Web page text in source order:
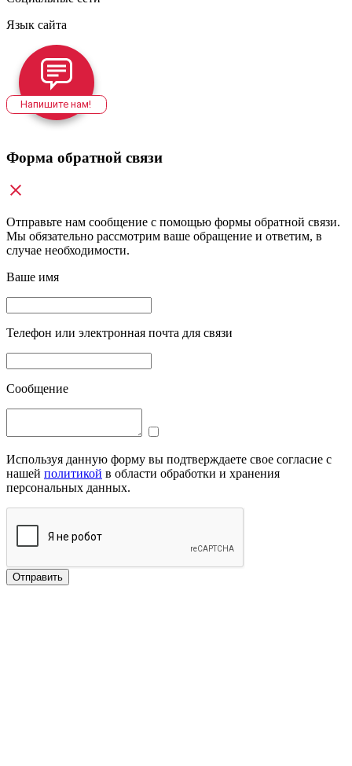
Язык сайта
Напишите нам!
Форма обратной связи
Отправьте нам сообщение с помощью формы обратной связи.
Мы обязательно рассмотрим ваше обращение и ответим, в
случае необходимости.
Ваше имя
Телефон или электронная почта для связи
Сообщение
Используя данную форму вы подтверждаете свое согласие с
нашей политикой в области обработки и хранения
персональных данных.
Отправить